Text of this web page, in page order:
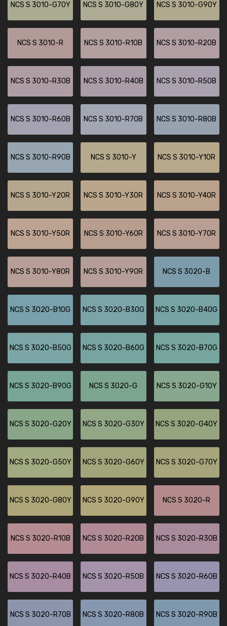
NCS S 3010-G70Y NCS S 3010-G80Y NCS S 3010-G90Y
NCS S 3010-R NCS S 3010-R10B NCS S 3010-R20B
NCS S 3010-R30B NCS S 3010-R40B NCS S 3010-R50B
NCS S 3010-R60B NCS S 3010-R70B NCS S 3010-R80B
NCS S 3010-R90B NCS S 3010-Y NCS S 3010-Y10R
NCS S 3010-Y20R NCS S 3010-Y30R NCS S 3010-Y40R
NCS S 3010-Y50R NCS S 3010-Y60R NCS S 3010-Y70R
NCS S 3010-Y80R NCS S 3010-Y90R NCS S 3020-B
NCS S 3020-B10G NCS S 3020-B30G NCS S 3020-B40G
NCS S 3020-B50G NCS S 3020-B60G NCS S 3020-B70G
NCS S 3020-B90G NCS S 3020-G NCS S 3020-G10Y
NCS S 3020-G20Y NCS S 3020-G30Y NCS S 3020-G40Y
NCS S 3020-G50Y NCS S 3020-G60Y NCS S 3020-G70Y
NCS S 3020-G80Y NCS S 3020-G90Y NCS S 3020-R
NCS S 3020-R10B NCS S 3020-R20B NCS S 3020-R30B
NCS S 3020-R40B NCS S 3020-R50B NCS S 3020-R60B
NCS S 3020-R70B NCS S 3020-R80B NCS S 3020-R90B